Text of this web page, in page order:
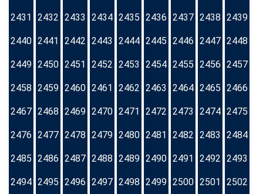
2431 2432 2433 2434 2435 2436 2437 2438 2439
2440 2441 2442 2443 2444 2445 2446 2447 2448
2449 2450 2451 2452 2453 2454 2455 2456 2457
2458 2459 2460 2461 2462 2463 2464 2465 2466
2467 2468 2469 2470 2471 2472 2473 2474 2475
2476 2477 2478 2479 2480 2481 2482 2483 2484
2485 2486 2487 2488 2489 2490 2491 2492 2493
2494 2495 2496 2497 2498 2499 2500 2501 2502